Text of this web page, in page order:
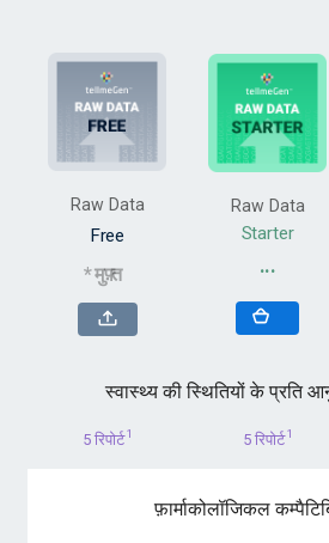
Raw Data
Free
* मुफ़्त
Raw Data
Starter
···
स्वास्थ्य की स्थितियों के प्रति
5 रिपोर्ट 1 5 रिपोर्ट 1
फ़ार्माकोलॉजिकल